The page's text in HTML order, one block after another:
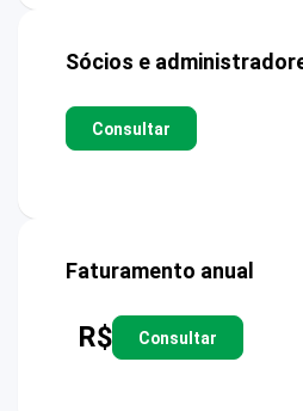
Sócios e
Consultar
Faturamento anual
R$ Consultar